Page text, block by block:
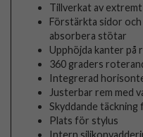
Tillverkat av
Förstärkta sidor
absorbera stötar
Upphöjda kanter på
360 graders
Integrerad
Justerbar rem med
Skyddande
Plats för stylus
Intern